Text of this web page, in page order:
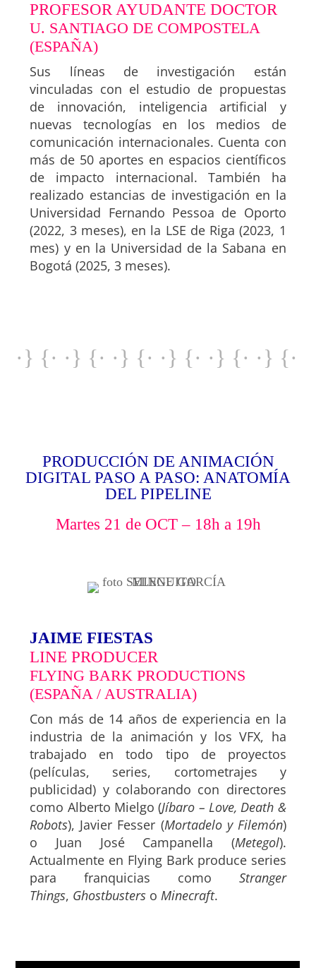
PROFESOR AYUDANTE DOCTOR
U. SANTIAGO DE COMPOSTELA
(ESPAÑA)
Sus líneas de investigación están
vinculadas con el estudio de propuestas
de innovación, inteligencia artificial y
nuevas tecnologías en los medios de
comunicación internacionales. Cuenta con
más de 50 aportes en espacios científicos
de impacto internacional. También ha
realizado estancias de investigación en la
Universidad Fernando Pessoa de Oporto
(2022, 3 meses), en la LSE de Riga (2023, 1
mes) y en la Universidad de la Sabana en
Bogotá (2025, 3 meses).
·} {· ·} {· ·} {· ·} {· ·} {· ·} {·
·} {· ·} {· ·} {· ·} {· ·} {· ·} {·
·} {· ·} {· ·} {· ·} {· ·} {· ·} {·
·} {· ·} {· ·} {· ·} {· ·} {· ·} {·
·} {· ·} {·
PRODUCCIÓN DE ANIMACIÓN
DIGITAL PASO A PASO: ANATOMÍA
DEL PIPELINE
Martes 21 de OCT – 18h a 19h
JAIME FIESTAS
LINE PRODUCER
FLYING BARK PRODUCTIONS
(ESPAÑA / AUSTRALIA)
Con más de 14 años de experiencia en la
industria de la animación y los VFX, ha
trabajado en todo tipo de proyectos
(películas, series, cortometrajes y
publicidad) y colaborando con directores
como Alberto Mielgo (Jíbaro – Love, Death &
Robots), Javier Fesser (Mortadelo y Filemón)
o Juan José Campanella (Metegol).
Actualmente en Flying Bark produce series
para franquicias como Stranger
Things, Ghostbusters oMinecraft.